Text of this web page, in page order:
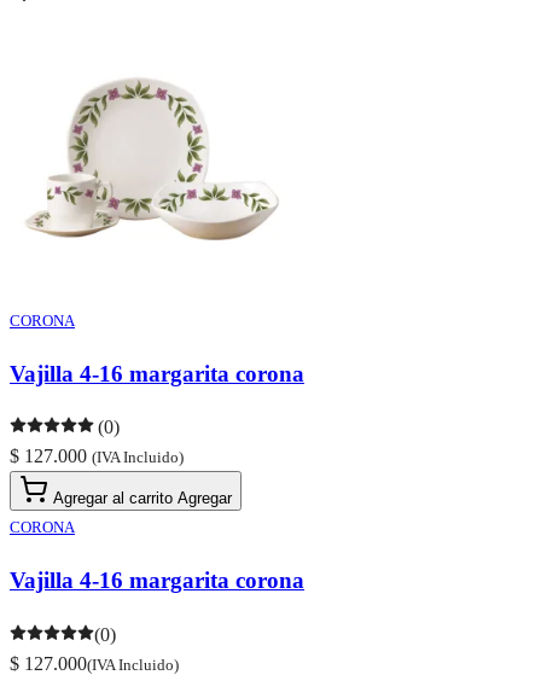
CORONA
Vajilla 4-16 margarita corona
(0)
$ 127.000 (IVA Incluido)
Agregar al carrito Agregar
CORONA
Vajilla 4-16 margarita corona
(0)
$ 127.000(IVA Incluido)